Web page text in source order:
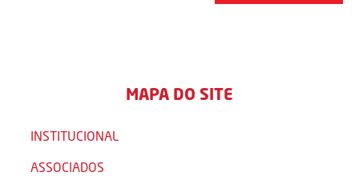
MAPA DO SITE
INSTITUCIONAL
ASSOCIADOS